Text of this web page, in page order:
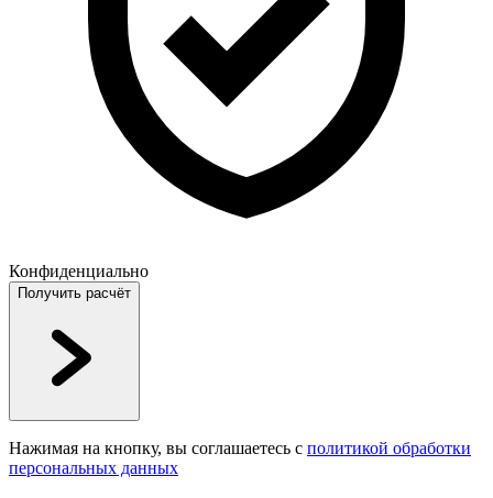
Конфиденциально
Получить расчёт
Нажимая на кнопку, вы соглашаетесь с политикой обработки
персональных данных